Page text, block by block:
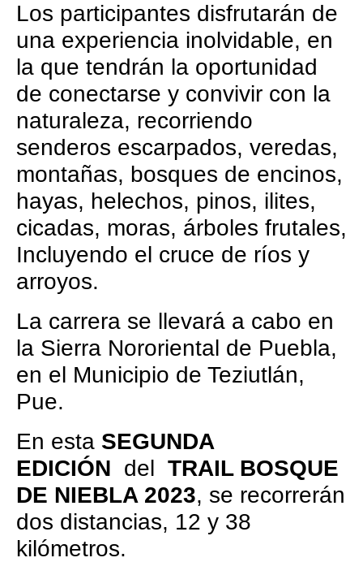
Los participantes disfrutarán de
una experiencia inolvidable, en
la que tendrán la oportunidad
de conectarse y convivir con la
naturaleza, recorriendo
senderos escarpados, veredas,
montañas, bosques de encinos,
hayas, helechos, pinos, ilites,
cicadas, moras, árboles frutales,
Incluyendo el cruce de ríos y
arroyos.
La carrera se llevará a cabo en
la Sierra Nororiental de Puebla,
en el Municipio de Teziutlán,
Pue.
En esta SEGUNDA
EDICIÓN del TRAIL BOSQUE
DE NIEBLA 2023, se recorrerán
dos distancias, 12 y 38
kilómetros.